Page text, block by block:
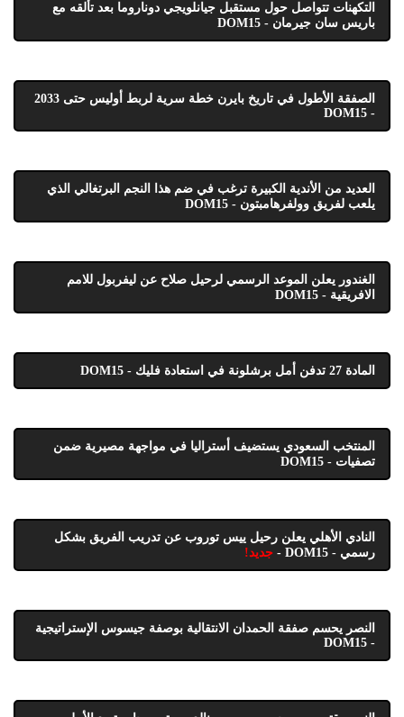
التكهنات تتواصل حول مستقبل جيانلويجي دوناروما بعد تألقه مع
باريس سان جيرمان - DOM15
الصفقة الأطول في تاريخ بايرن خطة سرية لربط أوليس حتى 2033
- DOM15
العديد من الأندية الكبيرة ترغب في ضم هذا النجم البرتغالي الذي
يلعب لفريق وولفرهامبتون - DOM15
الغندور يعلن الموعد الرسمي لرحيل صلاح عن ليفربول للامم
الافريقية - DOM15
المادة 27 تدفن أمل برشلونة في استعادة فليك - DOM15
المنتخب السعودي يستضيف أستراليا في مواجهة مصيرية ضمن
تصفيات - DOM15
النادي الأهلي يعلن رحيل ييس توروب عن تدريب الفريق بشكل
رسمي - DOM15 -
جديد!
النصر يحسم صفقة الحمدان الانتقالية بوصفة جيسوس الإستراتيجية
- DOM15